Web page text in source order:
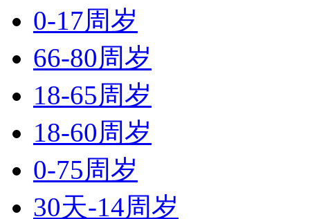
0-17周岁
66-80周岁
18-65周岁
18-60周岁
0-75周岁
30天-14周岁